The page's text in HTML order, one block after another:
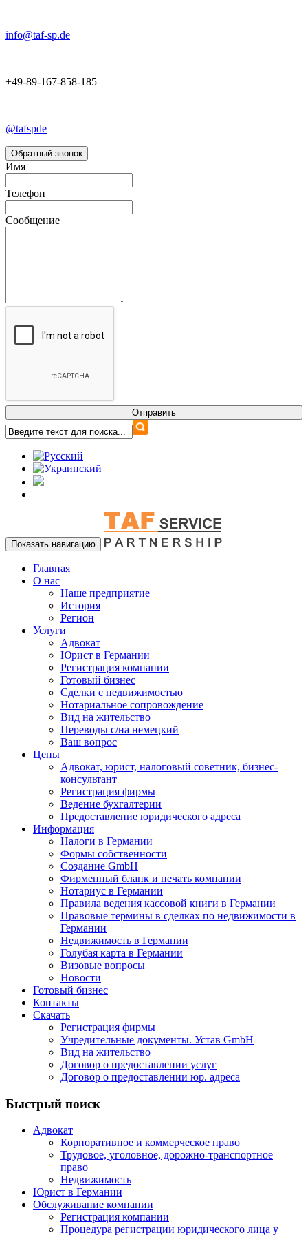
info@taf-sp.de
+49-89-167-858-185
@tafspde
Обратный звонок
Имя
Телефон
Сообщение
Показать навигацию
Главная
О нас
Наше предприятие
История
Регион
Услуги
Адвокат
Юрист в Германии
Регистрация компании
Готовый бизнес
Сделки с недвижимостью
Нотариальное сопровождение
Вид на жительство
Переводы с/на немецкий
Ваш вопрос
Цены
Адвокат, юрист, налоговый советник, бизнес-
консультант
Регистрация фирмы
Ведение бухгалтерии
Предоставление юридического адреса
Информация
Налоги в Германии
Формы собственности
Создание GmbH
Фирменный бланк и печать компании
Нотариус в Германии
Правила ведения кассовой книги в Германии
Правовые термины в сделках по недвижимости в
Германии
Недвижимость в Германии
Голубая карта в Германии
Визовые вопросы
Новости
Готовый бизнес
Контакты
Скачать
Регистрация фирмы
Учредительные документы. Устав GmbH
Вид на жительство
Договор о предоставлении услуг
Договор о предоставлении юр. адреса
Быстрый поиск
Адвокат
Корпоративное и коммерческое право
Трудовое, уголовное, дорожно-транспортное
право
Недвижимость
Юрист в Германии
Обслуживание компании
Регистрация компании
Процедура регистрации юридического лица у